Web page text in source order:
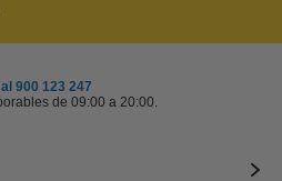
900 123 247
de 09:00 a 20:00.